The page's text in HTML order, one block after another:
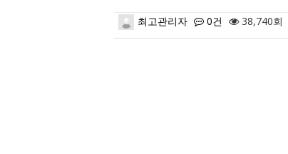
최고관리자 0건 38,740회